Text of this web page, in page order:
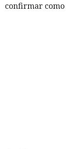
confirmar